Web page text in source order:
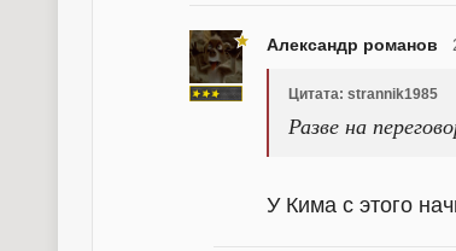
Александр романов
Цитата: strannik1985
Разве на
У Кима с этого